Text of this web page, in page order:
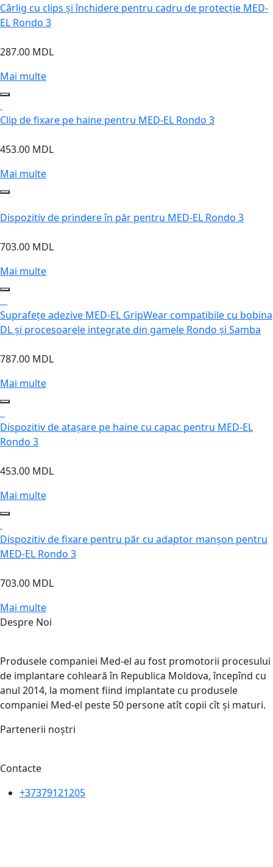
Cârlig cu clips și închidere pentru cadru de protecție MED-
EL Rondo 3
287.00 MDL
Mai multe
Clip de fixare pe haine pentru MED-EL Rondo 3
453.00 MDL
Mai multe
Dispozitiv de prindere în păr pentru MED-EL Rondo 3
703.00 MDL
Mai multe
Suprafețe adezive MED-EL GripWear compatibile cu bobina
DL și procesoarele integrate din gamele Rondo și Samba
787.00 MDL
Mai multe
Dispozitiv de atașare pe haine cu capac pentru MED-EL
Rondo 3
453.00 MDL
Mai multe
Dispozitiv de fixare pentru păr cu adaptor manșon pentru
MED-EL Rondo 3
703.00 MDL
Mai multe
Despre Noi
Produsele companiei Med-el au fost promotorii procesului
de implantare cohleară în Republica Moldova, începînd cu
anul 2014, la moment fiind implantate cu produsele
companiei Med-el peste 50 persone atît copii cît și maturi.
Partenerii noștri
Contacte
+37379121205